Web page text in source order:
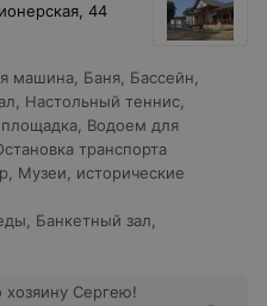
44
машина, Баня, Бассейн,
, Настольный теннис,
, Водоем для
транспорта
, Музеи, исторические
, Банкетный зал,
хозяину Сергею!